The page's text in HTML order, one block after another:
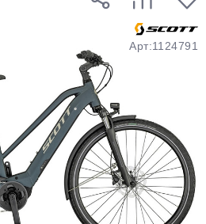
Арт:1124791